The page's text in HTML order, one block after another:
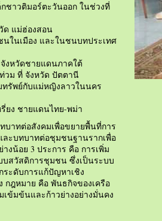
ชาวติมอร์ตะวันออก ในช่วงที่
ด แม่ฮ่องสอน
นในเมือง และในชนบทประเทศ
งหวัดชายแดนภาคใต้
วม ที่ จังหวัด ปัตตานี
รัพย์กับแม่หญิงลาวในนคร
ยง ชายแดนไทย-พม่า
บาทต่อสังคมเพื่อขยายพื้นที่การ
ะบทบาทต่อชุมชนฐานรากเพื่อ
น้อย 3 ประการ คือ การเพิ่ม
สวัสดิการชุมชน ซึ่งเป็นระบบ
ะดับการแก้ปัญหาเชิง
ฎหมาย คือ พันธกิจของเครือ
ข้มข้นและก้าวย่างอย่างมั่นคง